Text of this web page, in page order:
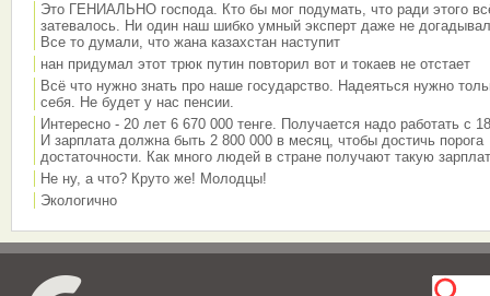
Это ГЕНИАЛЬНО господа. Кто бы мог подумать, что ради этого
затевалось. Ни один наш шибко умный эксперт даже не
Все то думали, что жана казахстан наступит
нан придумал этот трюк путин повторил вот и токаев не отстает
Всё что нужно знать про наше государство. Надеяться нужно
себя. Не будет у нас пенсии.
Интересно - 20 лет 6 670 000 тенге. Получается надо работать с
И зарплата должна быть 2 800 000 в месяц, чтобы достичь порога
достаточности. Как много людей в стране получают такую
Не ну, а что? Круто же! Молодцы!
Экологично